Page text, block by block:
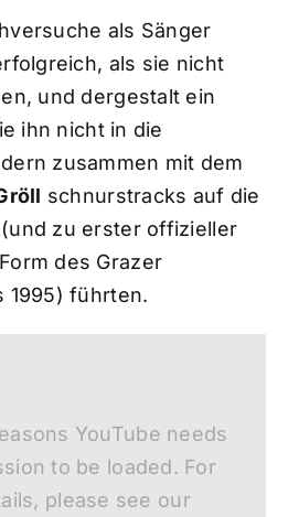
als Sänger
als sie nicht
und dergestalt ein
ihn nicht in die
zusammen mit dem
schnurstracks auf die
zu erster offizieller
des Grazer
1995) führten.
YouTube needs
to be loaded. For
please see our